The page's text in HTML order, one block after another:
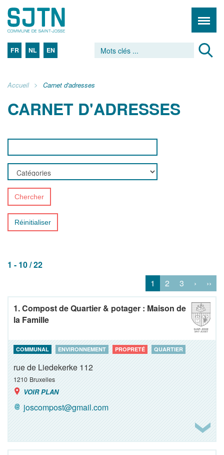
FR NL EN
Accueil Carnet d'adresses
CARNET D'ADRESSES
Chercher
Réinitialiser
1 - 10 / 22
1
2 3 › ››
1. Compost de Quartier & potager : Maison de
la Famille
COMMUNAL ENVIRONNEMENT PROPRETÉ QUARTIER
rue de Liedekerke 112
1210 Bruxelles
VOIR PLAN
joscompost@gmail.com